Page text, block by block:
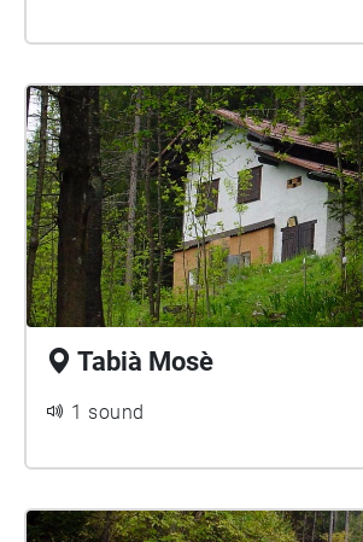
Tabià Mosè
1 sound